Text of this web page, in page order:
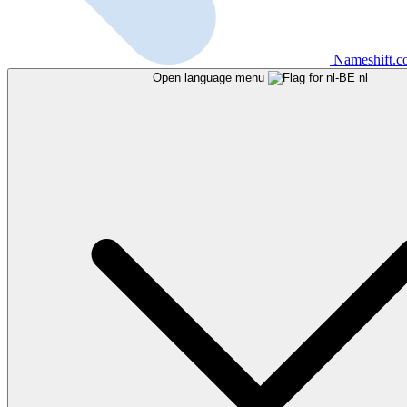
Open language menu nl